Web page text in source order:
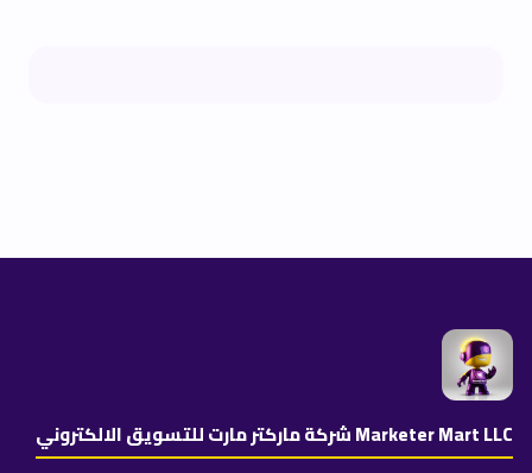
Marketer Mart LLC شركة ماركتر مارت للتسويق الالكتروني